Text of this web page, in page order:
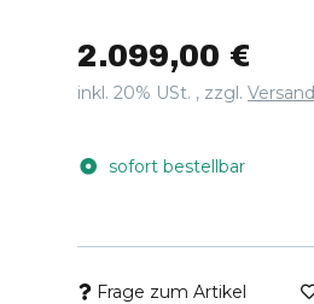
2.099,00 €
inkl. 20% USt. , zzgl. Versand
sofort bestellbar
Frage zum Artikel